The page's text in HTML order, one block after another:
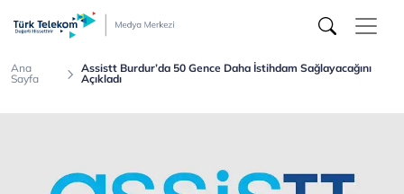
Telekom
Medya
Ana
Sayfa
Assistt Burdur’da 50 Gence Daha İstihdam Sağlayacağını
Açıkladı